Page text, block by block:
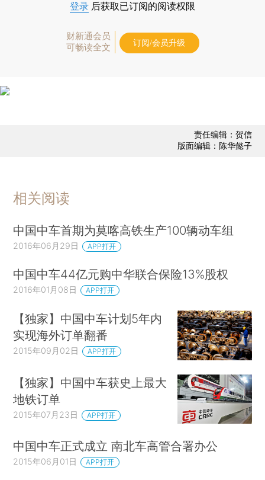
登录 后获取已订阅的阅读权限
财新通会员
可畅读全文
订阅/会员升级
责任编辑：贺信
版面编辑：陈华懿子
相关阅读
中国中车首期为莫喀高铁生产100辆动车组
2016年06月29日 APP打开
中国中车44亿元购中华联合保险13%股权
2016年01月08日 APP打开
【独家】中国中车计划5年内
实现海外订单翻番
2015年09月02日 APP打开
【独家】中国中车获史上最大
地铁订单
2015年07月23日 APP打开
中国中车正式成立 南北车高管合署办公
2015年06月01日 APP打开